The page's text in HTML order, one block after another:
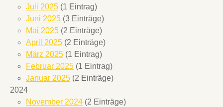
Juli 2025 (1 Eintrag)
Juni 2025 (3 Einträge)
Mai 2025 (2 Einträge)
April 2025 (2 Einträge)
März 2025 (1 Eintrag)
Februar 2025 (1 Eintrag)
Januar 2025 (2 Einträge)
2024
November 2024 (2 Einträge)